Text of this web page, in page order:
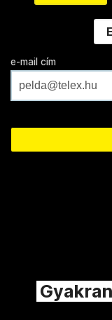
e-mail cím